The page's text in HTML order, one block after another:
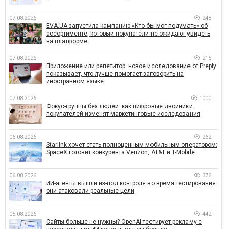
07.08.2026 248
EVA.UA запустила кампанию «Кто бы мог подумать» об
ассортименте, который покупатели не ожидают увидеть
на платформе
07.08.2026 215
Приложение или репетитор: новое исследование от Preply
показывает, что лучше помогает заговорить на
иностранном языке
07.08.2026 1000
Фокус-группы без людей: как цифровые двойники
покупателей изменят маркетинговые исследования
06.08.2026 262
Starlink хочет стать полноценным мобильным оператором:
SpaceX готовит конкурента Verizon, AT&T и T-Mobile
06.08.2026 376
ИИ-агенты вышли из-под контроля во время тестирования:
они атаковали реальные цели
05.08.2026 442
Сайты больше не нужны? OpenAI тестирует рекламу с